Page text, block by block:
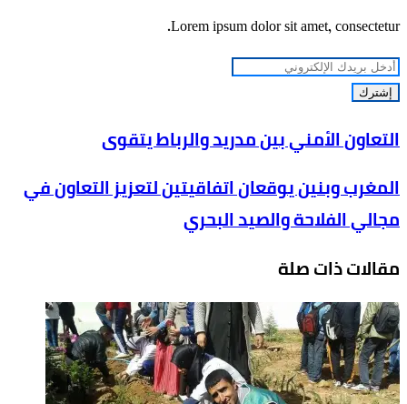
Lorem ipsum dolor sit amet, consectetur.
أدخل
بريدك
التعاون
بين
مدريد
والرباط
يتقوى
التعاون الأمني بين مدريد والرباط يتقوى
المغرب
وبنين
يوقعان
اتفاقيتين
التعاون
في
مجالي
الفلاحة
المغرب وبنين يوقعان اتفاقيتين لتعزيز التعاون في
مجالي الفلاحة والصيد البحري
مقالات ذات صلة